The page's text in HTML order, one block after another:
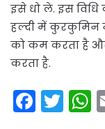
इसे धो ले. इस विधि
हल्दी में कुरकुमिन
को कम करता है
करता है.
F T